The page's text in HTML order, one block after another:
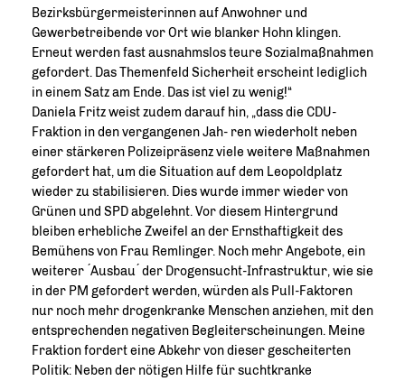
Bezirksbürgermeisterinnen auf Anwohner und
Gewerbetreibende vor Ort wie blanker Hohn klingen.
Erneut werden fast ausnahmslos teure Sozialmaßnahmen
gefordert. Das Themenfeld Sicherheit erscheint lediglich
in einem Satz am Ende. Das ist viel zu wenig!“
Daniela Fritz weist zudem darauf hin, „dass die CDU-
Fraktion in den vergangenen Jah- ren wiederholt neben
einer stärkeren Polizeipräsenz viele weitere Maßnahmen
gefordert hat, um die Situation auf dem Leopoldplatz
wieder zu stabilisieren. Dies wurde immer wieder von
Grünen und SPD abgelehnt. Vor diesem Hintergrund
bleiben erhebliche Zweifel an der Ernsthaftigkeit des
Bemühens von Frau Remlinger. Noch mehr Angebote, ein
weiterer ́Ausbau ́ der Drogensucht-Infrastruktur, wie sie
in der PM gefordert werden, würden als Pull-Faktoren
nur noch mehr drogenkranke Menschen anziehen, mit den
entsprechenden negativen Begleiterscheinungen. Meine
Fraktion fordert eine Abkehr von dieser gescheiterten
Politik: Neben der nötigen Hilfe für suchtkranke